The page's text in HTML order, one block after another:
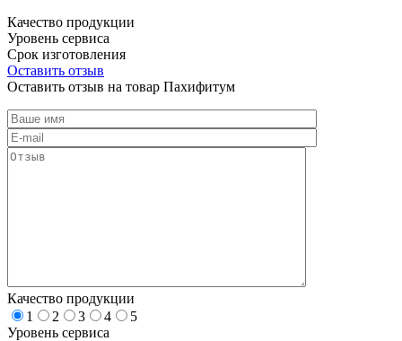
Качество продукции
Уровень сервиса
Срок изготовления
Оставить отзыв
Оставить отзыв на товар Пахифитум
Качество продукции
1
2 3 4
5
Уровень сервиса